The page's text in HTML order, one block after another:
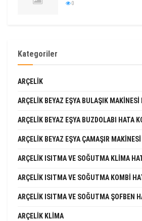
0
Kategoriler
ARÇELIK
ARÇELIK BEYAZ EŞYA BULAŞIK MAKINESI
ARÇELIK BEYAZ EŞYA BUZDOLABI HATA
ARÇELIK BEYAZ EŞYA ÇAMAŞIR MAKINESI
ARÇELIK ISITMA VE SOĞUTMA KLIMA
ARÇELIK ISITMA VE SOĞUTMA KOMBI
ARÇELIK ISITMA VE SOĞUTMA ŞOFBEN
ARÇELIK KLIMA